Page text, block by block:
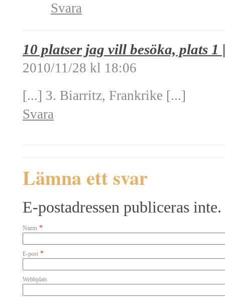
Svara
10 platser jag vill besöka, plats 1
2010/11/28 kl 18:06
[...] 3. Biarritz, Frankrike [...]
Svara
Lämna ett svar
E-postadressen publiceras
Namn *
E-post *
Webbplats